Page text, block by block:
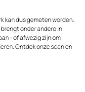
kan dus gemeten worden.
brengt onder andere in
- of afwezig zijn om
Ontdek onze scan en